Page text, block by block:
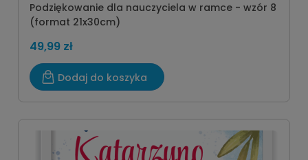
Podziękowanie dla nauczyciela w ramce - wzór 8
(format 21x30cm)
49,99 zł
Dodaj do koszyka